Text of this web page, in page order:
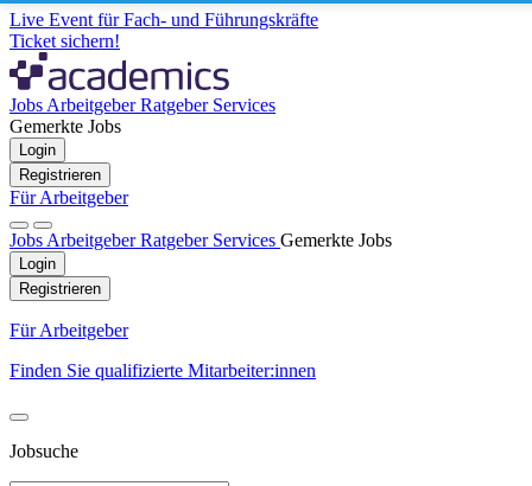
Live Event für Fach- und Führungskräfte
Ticket sichern!
Jobs ArbeitgeberRatgeber Services
Gemerkte Jobs
Login
Registrieren
Für Arbeitgeber
Jobs ArbeitgeberRatgeber Services Gemerkte Jobs
Login
Registrieren
Für Arbeitgeber
Finden Sie qualifizierte Mitarbeiter:innen
Jobsuche